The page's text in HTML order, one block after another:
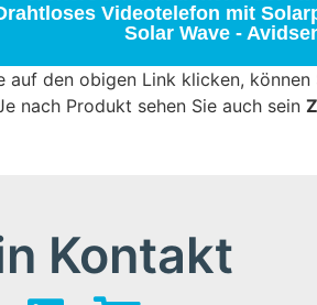
Videotelefon mit
Solar Wave -
auf den obigen Link klicken,
nach Produkt sehen Sie auch sein
Kontakt